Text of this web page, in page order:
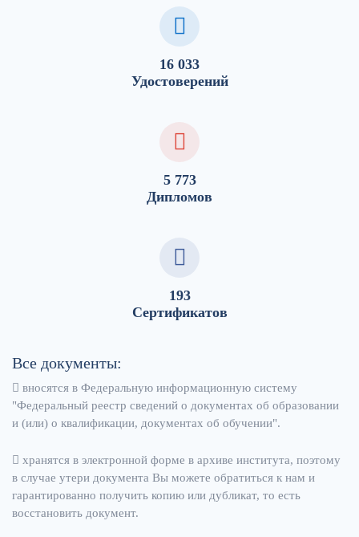
16 033
Удостоверений
5 773
Дипломов
193
Сертификатов
Все документы:
вносятся в Федеральную информационную систему
"Федеральный реестр сведений о документах об образовании
и (или) о квалификации, документах об обучении".
хранятся в электронной форме в архиве института, поэтому
в случае утери документа Вы можете обратиться к нам и
гарантированно получить копию или дубликат, то есть
восстановить документ.